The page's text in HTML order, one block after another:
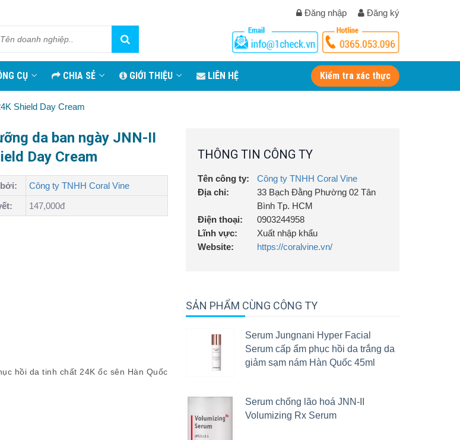
Đăng nhập Đăng ký
CỤ CHIA SẺ GIỚI THIỆU LIÊN HỆ Kiểm tra xác thực
Shield Day Cream
da ban ngày JNN-II
Day Cream
Công ty TNHH Coral Vine
147,000đ
hồi da tinh chất 24K ốc sên Hàn Quốc
THÔNG TIN CÔNG TY
Tên công ty:
Công ty TNHH Coral Vine
Địa chỉ:
33 Bạch Đằng Phường 02 Tân
Bình Tp. HCM
Điện thoại:
0903244958
Lĩnh vực:
Xuất nhập khẩu
Website:
https://coralvine.vn/
SẢN PHẨM CÙNG CÔNG TY
Serum Jungnani Hyper Facial
Serum cấp ẩm phục hồi da trắng da
giảm sạm nám Hàn Quốc 45ml
Serum chống lão hoá JNN-II
Volumizing Rx Serum